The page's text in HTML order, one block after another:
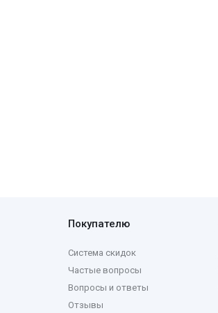
Покупателю
Система скидок
Частые вопросы
Вопросы и ответы
Отзывы